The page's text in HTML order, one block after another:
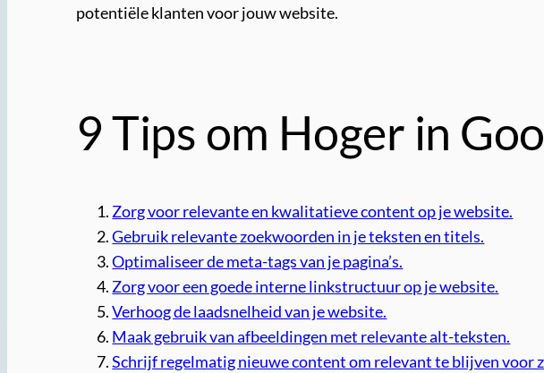
potentiële klanten voor jouw website.
9 Tips om Hoger in
Zorg voor relevante en kwalitatieve content op je website.
Gebruik relevante zoekwoorden in je teksten en titels.
Optimaliseer de meta-tags van je pagina’s.
Zorg voor een goede interne linkstructuur op je website.
Verhoog de laadsnelheid van je website.
Maak gebruik van afbeeldingen met relevante alt-teksten.
Schrijf regelmatig nieuwe content om relevant te blijven voor